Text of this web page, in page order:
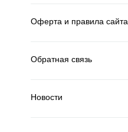
Оферта и правила сайта
Обратная связь
Новости